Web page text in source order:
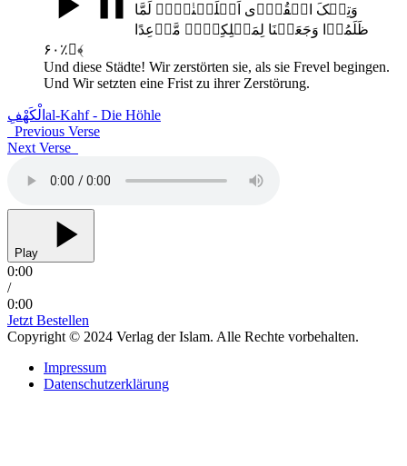
وَتِلۡکَ الۡقُرٰۤی اَہۡلَکۡنٰہُمۡ لَمَّا
ظَلَمُوۡا وَجَعَلۡنَا لِمَہۡلِکِہِمۡ مَّوۡعِدًا
﴿٪۶۰﴾
Und diese Städte! Wir zerstörten sie, als sie Frevel begingen.
Und Wir setzten eine Frist zu ihrer Zerstörung.
الْکَھْفِ al-Kahf - Die Höhle
Previous Verse
Next Verse
Play
0:00
/
0:00
Jetzt Bestellen
Copyright © 2024 Verlag der Islam. Alle Rechte vorbehalten.
Impressum
Datenschutzerklärung